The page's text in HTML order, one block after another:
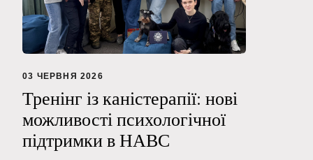
03 ЧЕРВНЯ 2026
Тренінг із каністерапії: нові
можливості психологічної
підтримки в НАВС